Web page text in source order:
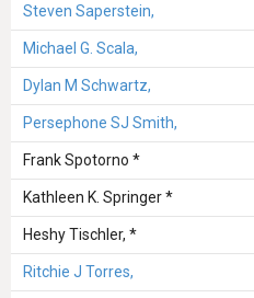
Steven Saperstein,
Michael G. Scala,
Dylan M Schwartz,
Persephone SJ Smith,
Frank Spotorno *
Kathleen K. Springer *
Heshy Tischler, *
Ritchie J Torres,